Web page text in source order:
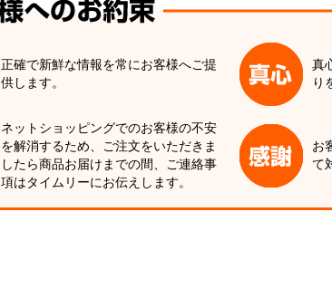
正確で新鮮な情報を常にお客様へご提
供します。
真
り
ネットショッピングでのお客様の不安
を解消するため、ご注文をいただきま
したら商品お届けまでの間、ご連絡事
項はタイムリーにお伝えします。
お
て